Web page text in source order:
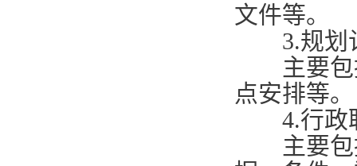
文件等。
3.规划
主要包
点安排等。
4.行政
主要包